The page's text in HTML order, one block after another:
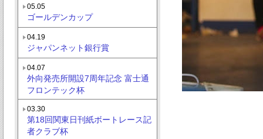
05.05
ゴールデンカップ
04.19
ジャパンネット銀行賞
04.07
外向発売所開設7周年記念 富士通
フロンテック杯
03.30
第18回関東日刊紙ボートレース記
者クラブ杯